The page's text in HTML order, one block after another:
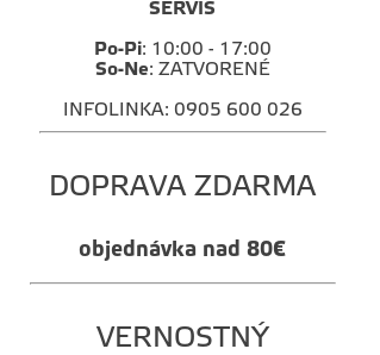
SERVIS
Po-Pi: 10:00 - 17:00
So-Ne: ZATVORENÉ
INFOLINKA: 0905 600 026
DOPRAVA ZDARMA
objednávka nad 80€
VERNOSTNÝ